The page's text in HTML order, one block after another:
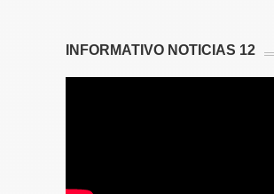
INFORMATIVO NOTICIAS 12